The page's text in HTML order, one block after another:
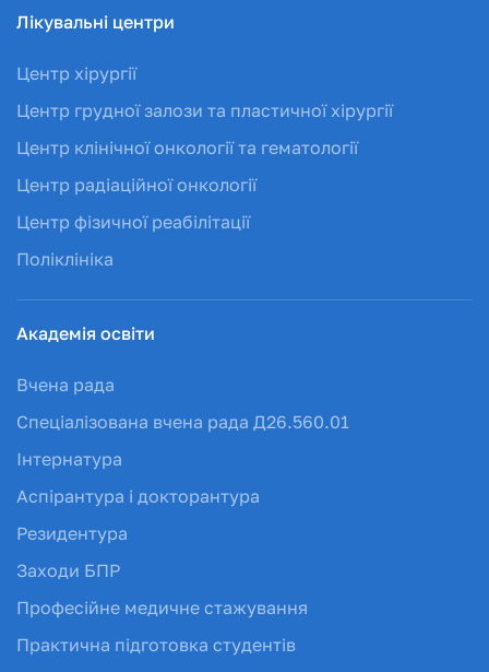
Лікувальні центри
Центр хірургії
Центр грудної залози та пластичної хірургії
Центр клінічної онкології та гематології
Центр радіаційної онкології
Центр фізичної реабілітації
Поліклініка
Академія освіти
Вчена рада
Спеціалізована вчена рада Д26.560.01
Інтернатура
Аспірантура і докторантура
Резидентура
Заходи БПР
Професійне медичне стажування
Практична підготовка студентів